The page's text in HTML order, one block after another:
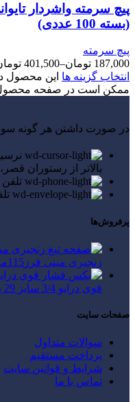
(بسته 100 عددی)
پیچ سرمته
187,000 تومان–
401,500
انتخاب گزینه ها این محصول
ممکن است در صفحه محصول
در صورت داشتن هر گونه
بالاتر از رستوران
تلفن
پرفروش‌ها
زنجیری مینی فرز115میلیمتر یونیکا
قوی درایو 3/4 سایز 29 برند شاهد
صفحات سایت
سوالات متداول
پرداخت مستقیم
شرایط و قوانین سایت
تماس با ما